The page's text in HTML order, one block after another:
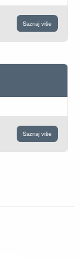
Saznaj više
Saznaj više